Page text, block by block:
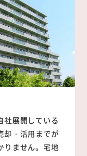
社展開している
却・活用までが
りません。宅地